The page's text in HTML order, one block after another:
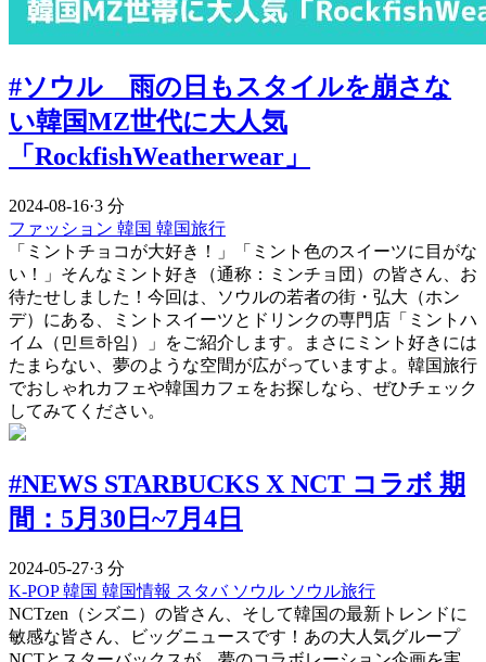
#ソウル 雨の日もスタイルを崩さな
い韓国MZ世代に大人気
「RockfishWeatherwear」
2024-08-16·3 分
ファッション 韓国 韓国旅行
「ミントチョコが大好き！」「ミント色のスイーツに目がな
い！」そんなミント好き（通称：ミンチョ団）の皆さん、お
待たせしました！今回は、ソウルの若者の街・弘大（ホン
デ）にある、ミントスイーツとドリンクの専門店「ミントハ
イム（민트하임）」をご紹介します。まさにミント好きには
たまらない、夢のような空間が広がっていますよ。韓国旅行
でおしゃれカフェや韓国カフェをお探しなら、ぜひチェック
してみてください。
#NEWS STARBUCKS X NCT コラボ 期
間：5月30日~7月4日
2024-05-27·3 分
K-POP韓国 韓国情報 スタバ ソウル ソウル旅行
NCTzen（シズニ）の皆さん、そして韓国の最新トレンドに
敏感な皆さん、ビッグニュースです！あの大人気グループ